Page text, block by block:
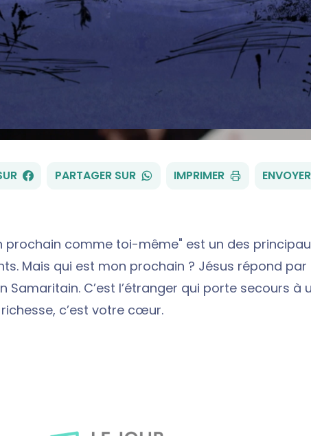
FACEBOOK
PARTAGER SUR WHATSAPP
IMPRIMER ENVOYER
prochain comme toi-même" est un des
Mais qui est mon prochain ? Jésus répond par
Samaritain. C’est l’étranger qui porte secours à
c’est votre cœur.